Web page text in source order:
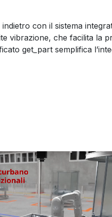
con il sistema
vibrazione, che facilita la
get_part semplifica